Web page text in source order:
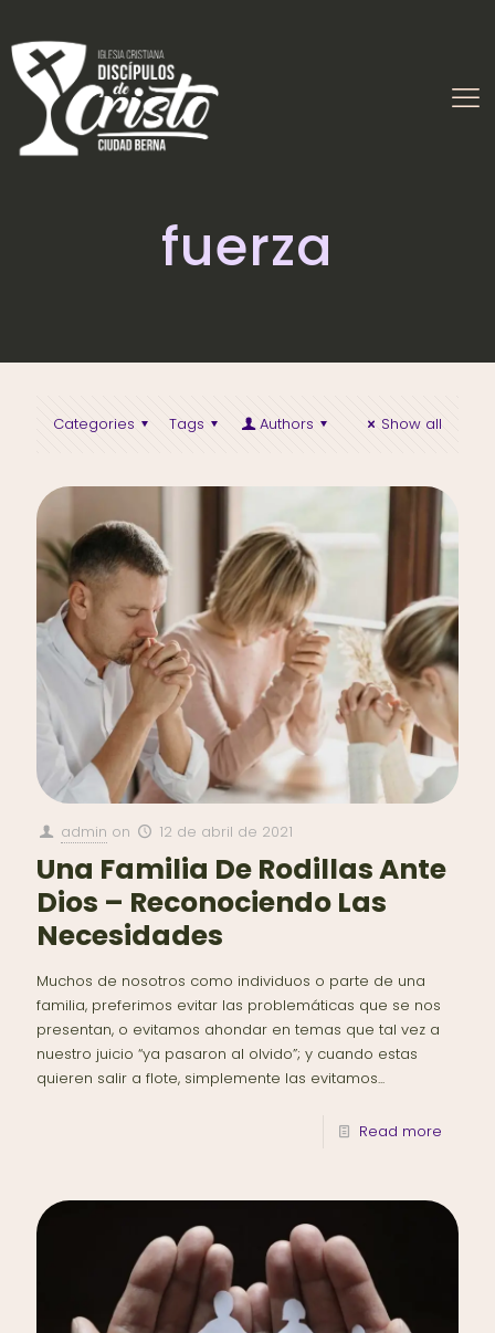
fuerza
Categories Tags Authors Show all
admin on 12 de abril de 2021
Una Familia De Rodillas Ante
Dios – Reconociendo Las
Necesidades
Muchos de nosotros como individuos o parte de una
familia, preferimos evitar las problemáticas que se nos
presentan, o evitamos ahondar en temas que tal vez a
nuestro juicio “ya pasaron al olvido”; y cuando estas
quieren salir a flote, simplemente las evitamos...
Read more